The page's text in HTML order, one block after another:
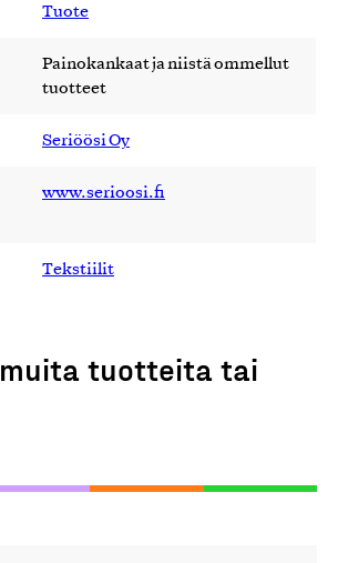
Tuote
Painokankaat ja niistä ommellut
tuotteet
Seriöösi Oy
www.serioosi.fi
Tekstiilit
tuotteita tai